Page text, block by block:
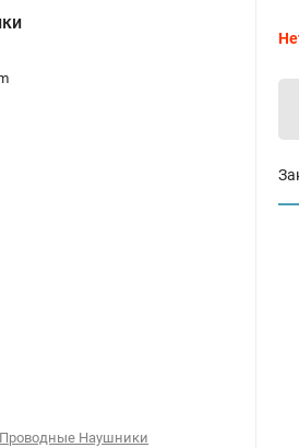
Проводные Наушники